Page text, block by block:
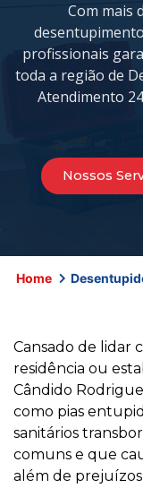
Com mais
profissionais
toda a região de
Atendimento
Nossos
Home
Cansado de lidar
residência ou
Cândido
como pias
sanitários
comuns e que
além de